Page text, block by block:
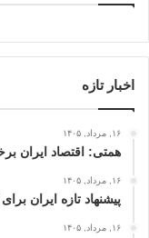
اخبار تازه
۱۶, مرداد, ۱۴۰۵
همتی: اقتصاد ایران
۱۶, مرداد, ۱۴۰۵
پیشنهاد تازه ایران
۱۶, مرداد, ۱۴۰۵